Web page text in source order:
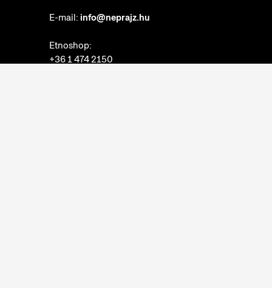
E-mail: info@neprajz.hu
Etnoshop:
+36 1 474 2150